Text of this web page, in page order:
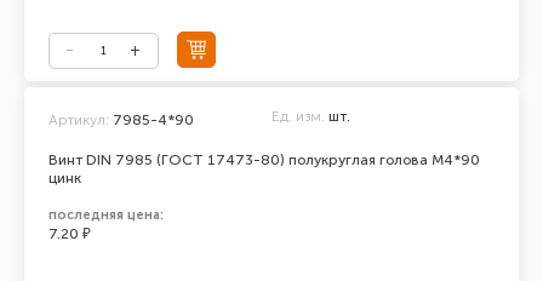
Винт DIN 7985 (ГОСТ 17473-80) полукруглая голова М4*90
цинк
Артикул: 7985-4*90 Ед. изм. шт.
последняя цена:
7.20 ₽